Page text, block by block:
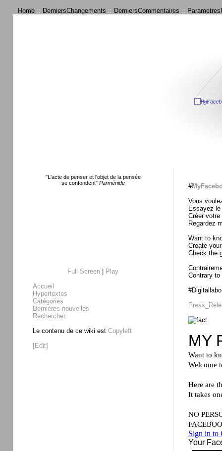
Home :: DerniersChangements :: DerniersCommentaires ::
"L'acte de penser et l'objet de la pensée
se confondent"Parménide
Full Screen
Play
Accueil
Hypertextes
Catégories
Dernières nouvelles
Rechercher
Le contenu de ce wiki est Copyleft
[Edit]
#
Vous
Essayez le
Créer
Regardez
Want to
Create
Check the
Contrary